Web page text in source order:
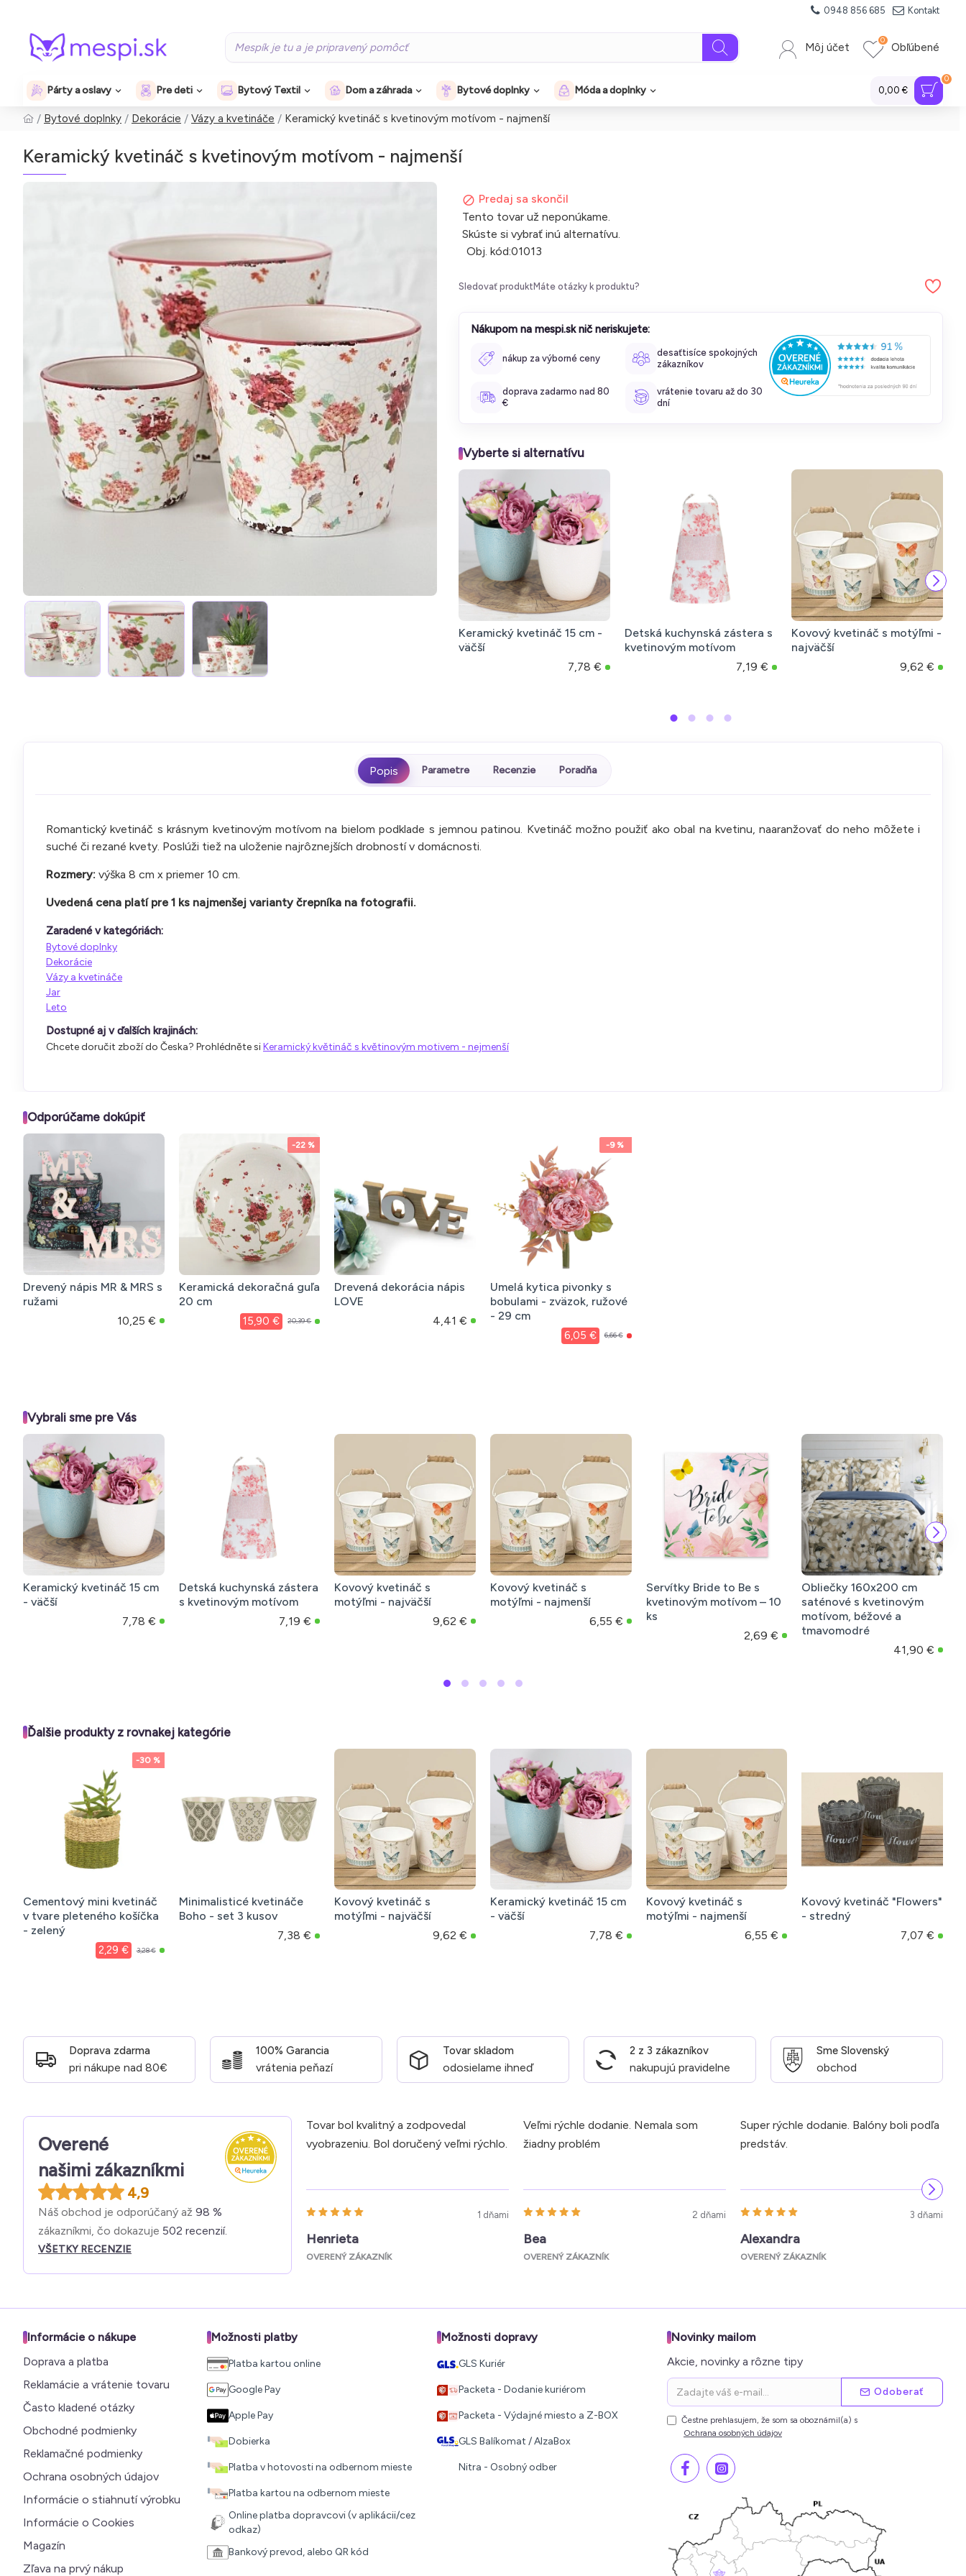
0948 856 685 Kontakt
Môj účet Obľúbené
0
Párty a oslavy Pre deti Bytový Textil Dom a záhrada Bytové doplnky Móda a doplnky 0,00 €
0
Bytové doplnky Dekorácie Vázy a kvetináče Keramický kvetináč s kvetinovým motívom - najmenší
Keramický kvetináč s kvetinovým motívom - najmenší
Predaj sa skončil
Tento tovar už neponúkame.
Skúste si vybrať inú alternatívu.
Obj. kód:01013
Sledovať produkt Máte otázky k produktu?
Nákupom na mespi.sk nič neriskujete:
nákup za výborné ceny
desaťtisíce spokojných
zákazníkov
doprava zadarmo nad 80
€
vrátenie tovaru až do 30
dní
Vyberte si alternatívu
Keramický kvetináč 15 cm -
väčší
7,78 €
Detská kuchynská zástera s
kvetinovým motívom
7,19 €
Kovový kvetináč s motýľmi -
najväčší
9,62 €
Parametre Recenzie Poradňa
Romantický kvetináč s krásnym kvetinovým motívom na bielom podklade s jemnou patinou. Kvetináč možno použiť ako obal na kvetinu, naaranžovať do neho môžete i
suché či rezané kvety. Poslúži tiež na uloženie najrôznejších drobností v domácnosti.
Rozmery: výška 8 cm x priemer 10 cm.
Uvedená cena platí pre 1 ks najmenšej varianty črepníka na fotografii.
Zaradené v kategóriách:
Bytové doplnky
Dekorácie
Vázy a kvetináče
Jar
Leto
Dostupné aj v ďalších krajinách:
Chcete doručit zboží do Česka? Prohlédněte siKeramický květináč s květinovým motivem - nejmenší
Odporúčame dokúpiť
Drevený nápis MR & MRS s
ružami
10,25 €
-22 %
Keramická dekoračná guľa
20 cm
15,90 € 20,39 €
Drevená dekorácia nápis
LOVE
4,41 €
-9 %
Umelá kytica pivonky s
bobulami - zväzok, ružové
- 29 cm
6,05 € 6,66 €
Vybrali sme pre Vás
– 10
Obliečky 160x200 cm
saténové s kvetinovým
motívom, béžové a
Obliečky 140x200 cm
saténové s kvetinovým
motívom, béžové a
Obliečky 220x200 cm
saténové s kvetinovým
motívom, púdrové a
Obliečky 160x200 cm
saténové s kvetinovým
motívom, púdrové a
Obliečky 220x200 cm
saténové s kvetinovým
motívom, tmavomodré a
Obliečky 160x200 cm
saténové s kvetinovým
motívom, tmavomodré a
hrdzavé
74,14 €
Ďalšie produkty z rovnakej kategórie
-30 %
Cementový mini kvetináč
v tvare pleteného košíčka
- zelený
2,29 € 3,28 €
Minimalisticé kvetináče
Boho - set 3 kusov
7,38 €
Kovový kvetináč s
motýľmi - najväčší
9,62 €
Keramický kvetináč 15 cm
- väčší
7,78 €
Kovový kvetináč s
motýľmi - najmenší
6,55 €
Kovový kvetináč "Flowers"
- stredný
7,07 €
Doprava zdarma
pri nákupe nad 80€
100% Garancia
vrátenia peňazí
Tovar skladom
odosielame ihneď
2 z 3 zákazníkov
nakupujú pravidelne
Sme Slovenský
obchod
Overené
našimi zákazníkmi
4,9
Náš obchod je odporúčaný až 98 %
zákazníkmi, čo dokazuje 502 recenzií.
VŠETKY RECENZIE
Tovar bol kvalitný a zodpovedal
vyobrazeniu. Bol doručený veľmi rýchlo.
1 dňami
Henrieta
OVERENÝ ZÁKAZNÍK
Veľmi rýchle dodanie. Nemala som
žiadny problém
2 dňami
Bea
OVERENÝ ZÁKAZNÍK
Super rýchle dodanie. Balóny boli podľa
predstáv.
3 dňami
Alexandra
OVERENÝ ZÁKAZNÍK
Informácie o nákupe
Doprava a platba
Reklamácie a vrátenie tovaru
Často kladené otázky
Obchodné podmienky
Reklamačné podmienky
Ochrana osobných údajov
Informácie o stiahnutí výrobku
Informácie o Cookies
Magazín
Zľava na prvý nákup
Možnosti platby
Platba kartou online
Google Pay
Apple Pay
Dobierka
Platba v hotovosti na odbernom mieste
Platba kartou na odbernom mieste
Online platba dopravcovi (v aplikácii/cez
odkaz)
Bankový prevod, alebo QR kód
Možnosti dopravy
GLS Kuriér
Packeta - Dodanie kuriérom
Packeta - Výdajné miesto a Z-BOX
GLS Balíkomat / AlzaBox
Nitra - Osobný odber
Novinky mailom
Akcie, novinky a rôzne tipy
Odoberať
Čestne prehlasujem, že som sa oboznámil(a) s
Ochrana osobných údajov